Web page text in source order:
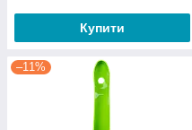
Купити
–11%